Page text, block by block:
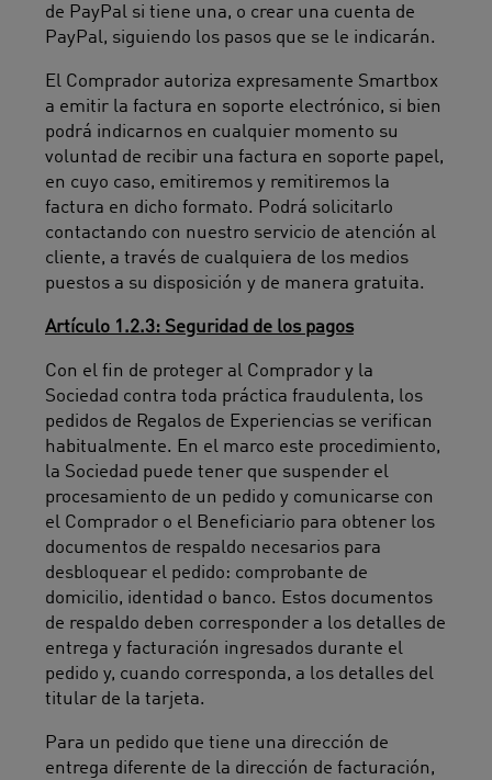
de PayPal si tiene una, o crear una cuenta de
PayPal, siguiendo los pasos que se le indicarán.
El Comprador autoriza expresamente Smartbox
a emitir la factura en soporte electrónico, si bien
podrá indicarnos en cualquier momento su
voluntad de recibir una factura en soporte papel,
en cuyo caso, emitiremos y remitiremos la
factura en dicho formato. Podrá solicitarlo
contactando con nuestro servicio de atención al
cliente, a través de cualquiera de los medios
puestos a su disposición y de manera gratuita.
Artículo 1.2.3: Seguridad de los pagos
Con el fin de proteger al Comprador y la
Sociedad contra toda práctica fraudulenta, los
pedidos de Regalos de Experiencias se verifican
habitualmente. En el marco este procedimiento,
la Sociedad puede tener que suspender el
procesamiento de un pedido y comunicarse con
el Comprador o el Beneficiario para obtener los
documentos de respaldo necesarios para
desbloquear el pedido: comprobante de
domicilio, identidad o banco. Estos documentos
de respaldo deben corresponder a los detalles de
entrega y facturación ingresados durante el
pedido y, cuando corresponda, a los detalles del
titular de la tarjeta.
Para un pedido que tiene una dirección de
entrega diferente de la dirección de facturación,